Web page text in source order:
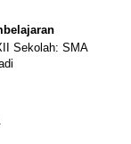
Sekolah: SMA